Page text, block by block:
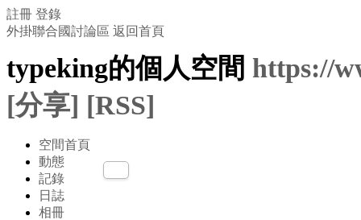
註冊 登錄
外掛聯合國討論區 返回首頁
typeking的個人空間 https://
[分享] [RSS]
空間首頁
動態
記錄
日誌
相冊